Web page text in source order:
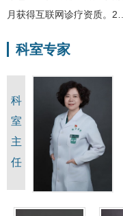
月获得互联网诊疗资质。
科室专家
科
室
主
任